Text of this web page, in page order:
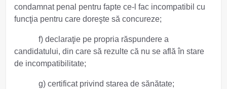
condamnat penal pentru fapte ce-l fac incompatibil cu
funcţia pentru care doreşte să concureze;
f) declaraţie pe propria răspundere a
candidatului, din care să rezulte că nu se află în stare
de incompatibilitate;
g) certificat privind starea de sănătate;